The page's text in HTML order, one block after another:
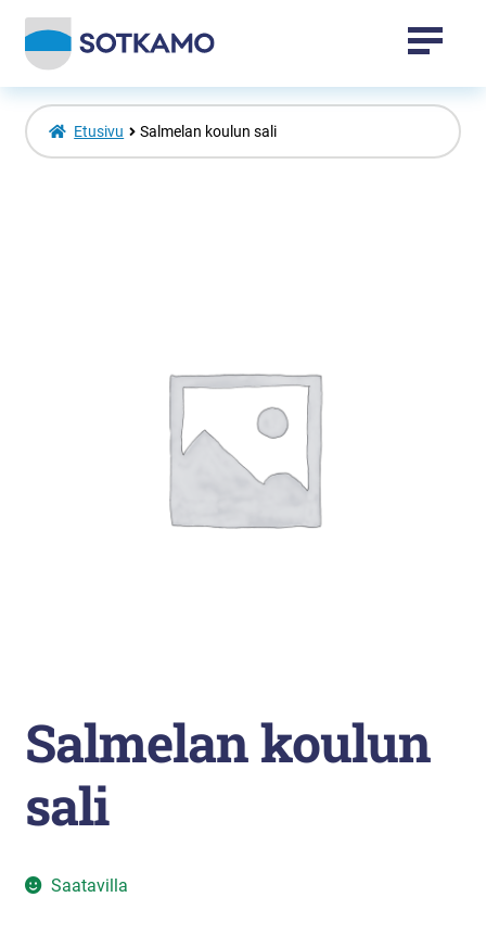
Tapahtumat
Etusivu Salmelan koulun sali
Salmelan koulun
sali
Saatavilla